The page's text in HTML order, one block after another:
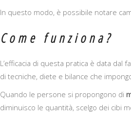
In questo modo, è possibile notare
Come funziona?
L’efficacia di questa pratica è data dal
di tecniche, diete e bilance che
Quando le persone si propongono di
diminuisco le quantità, scelgo dei cibi